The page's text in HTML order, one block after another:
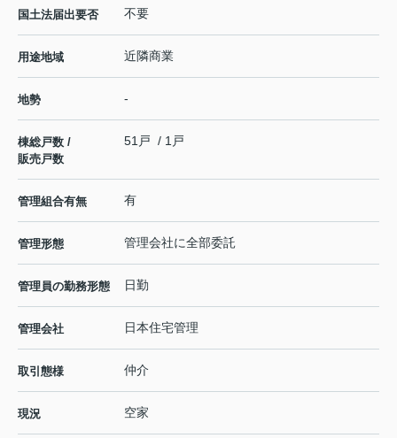
国土法届出要否 不要
用途地域 近隣商業
地勢 -
棟総戸数 /
販売戸数
51戸 / 1戸
管理組合有無 有
管理形態 管理会社に全部委託
管理員の勤務形態 日勤
管理会社 日本住宅管理
取引態様 仲介
現況 空家